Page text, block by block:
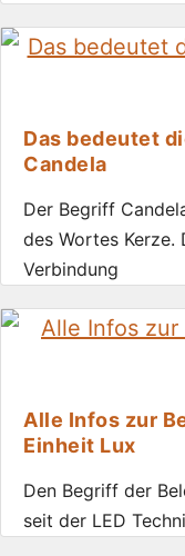
Das bedeutet
Candela
Der Begriff
des Wortes Kerze.
Verbindung
Alle Infos zur
Einheit Lux
Den Begriff der
seit der LED